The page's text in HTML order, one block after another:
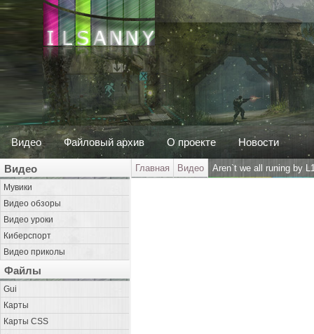
Видео Файловый архив О проекте Новости
Видео
Мувики
Видео обзоры
Видео уроки
Киберспорт
Видео приколы
Файлы
Gui
Карты
Карты CSS
Главная Видео Aren`t we all runing by